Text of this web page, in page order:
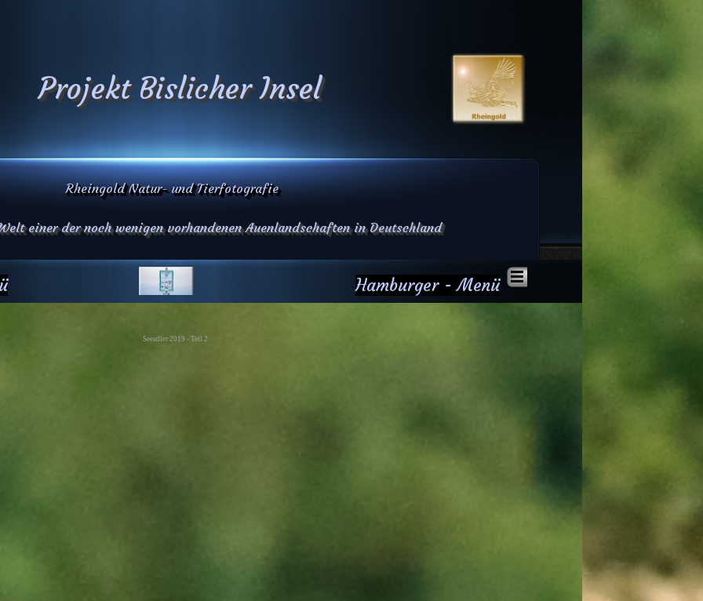
Hamburger - Menü
Projekt Bislicher Insel
einer der noch wenigen vorhandenen Auenlandschaften in Deutschland
Rheingold Natur- und Tierfotografie
Seeadler 2019 - Teil 2